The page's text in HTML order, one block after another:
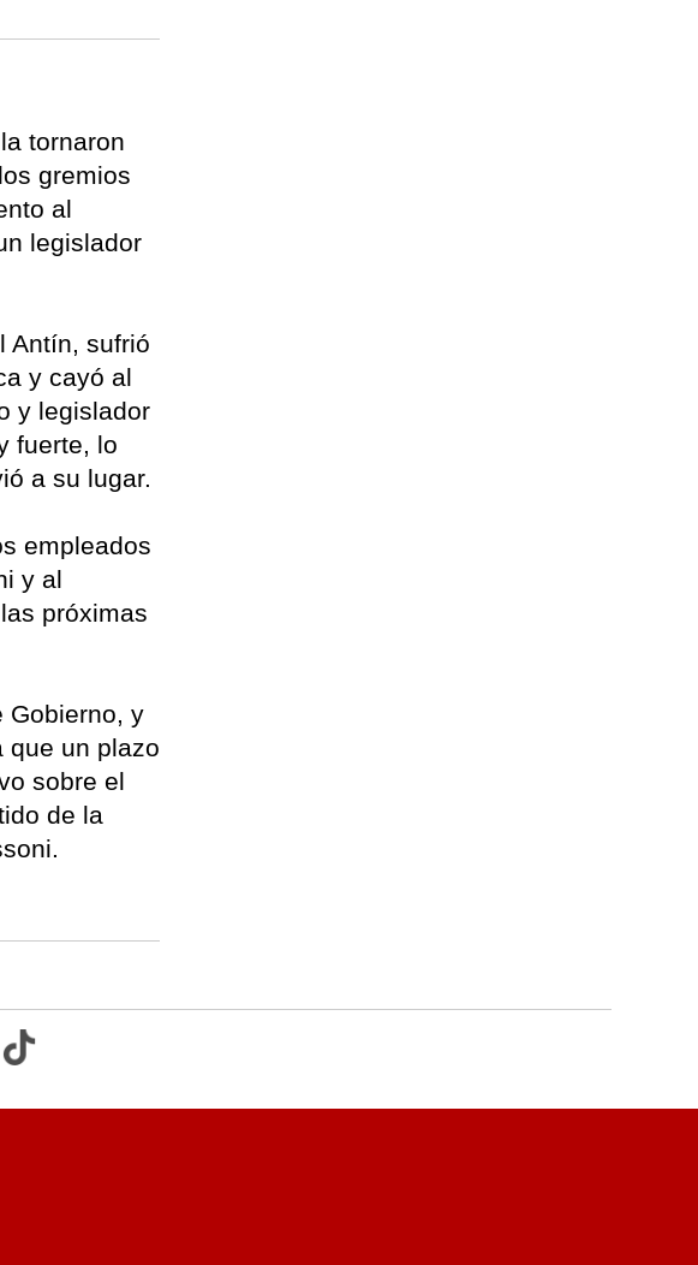
tornaron
gremios
al
legislador
Antín, sufrió
y cayó al
y legislador
fuerte, lo
a su lugar.
empleados
y al
próximas
Gobierno, y
que un plazo
sobre el
de la